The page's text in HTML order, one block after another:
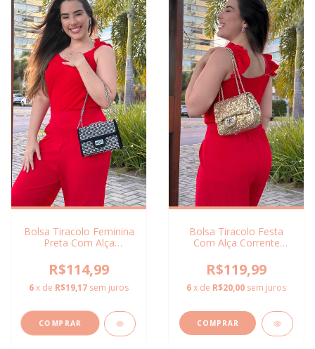
Bolsa Tiracolo Feminina
Preta Com Alça
R$114,99
6x de R$19,17 sem juros
Bolsa Tiracolo Festa
Com Alça Corrente
R$119,99
6x de R$20,00 sem juros
COMPRAR